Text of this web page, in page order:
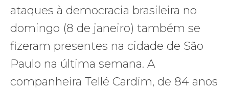
ataques à democracia brasileira no
domingo (8 de janeiro) também se
fizeram presentes na cidade de São
Paulo na última semana. A
companheira Tellé Cardim, de 84 anos